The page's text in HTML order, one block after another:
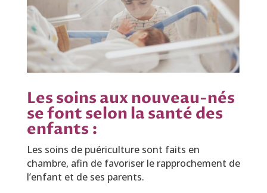
Les soins aux nouveau-nés
se font selon la santé des
enfants :
Les soins de puériculture sont faits en
chambre, afin de favoriser le rapprochement de
l’enfant et de ses parents.